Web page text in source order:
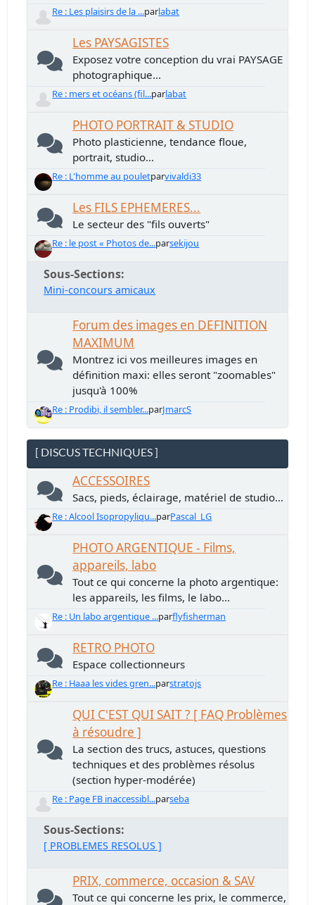
Re : Les plaisirs de la ...parlabat
Les PAYSAGISTES
Exposez votre conception du vrai PAYSAGE
photographique...
Re : mers et océans (fil...parlabat
PHOTO PORTRAIT & STUDIO
Photo plasticienne, tendance floue,
portrait, studio...
Re : L'homme au pouletparvivaldi33
Les FILS EPHEMERES...
Le secteur des "fils ouverts"
Re : le post « Photos de...parsekijou
Sous-Sections
Mini-concours amicaux
Forum des images en DEFINITION
MAXIMUM
Montrez ici vos meilleures images en
définition maxi: elles seront "zoomables"
jusqu'à 100%
Re : Prodibi, il sembler...parJmarcS
[ DISCUS TECHNIQUES ]
ACCESSOIRES
Sacs, pieds, éclairage, matériel de studio...
Re : Alcool Isopropyliqu...parPascal_LG
PHOTO ARGENTIQUE - Films,
appareils, labo
Tout ce qui concerne la photo argentique:
les appareils, les films, le labo...
Re : Un labo argentique ...parflyfisherman
RETRO PHOTO
Espace collectionneurs
Re : Haaa les vides gren...parstratojs
QUI C'EST QUI SAIT ? [ FAQ Problèmes
à résoudre ]
La section des trucs, astuces, questions
techniques et des problèmes résolus
(section hyper-modérée)
Re : Page FB inaccessibl...parseba
Sous-Sections
[ PROBLEMES RESOLUS ]
PRIX, commerce, occasion & SAV
Tout ce qui concerne les prix, le commerce,